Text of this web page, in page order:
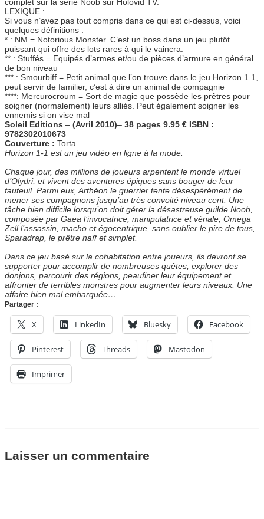
complet sur la série Noob sur Holovid TV.
LEXIQUE :
Si vous n’avez pas tout compris dans ce qui est ci-dessus, voici
quelques définitions :
* : NM = Notorious Monster. C’est un boss dans un jeu plutôt
puissant qui offre des lots rares à qui le vaincra.
** : Stuffés = Equipés d’armes et/ou de pièces d’armure en général
de bon niveau
*** : Smourbiff = Petit animal que l’on trouve dans le jeu Horizon 1.1,
peut servir de familier, c’est à dire un animal de compagnie
****: Mercurocroum = Sort de magie que possède les prêtres pour
soigner (normalement) leurs alliés. Peut également soigner les
ennemis si on vise mal
Soleil Editions – (Avril 2010)– 38 pages 9.95 € ISBN :
9782302010673
Couverture : Torta
Horizon 1-1 est un jeu vidéo en ligne à la mode.
Chaque jour, des millions de joueurs arpentent le monde virtuel
d’Olydri, et vivent des aventures épiques sans bouger de leur
fauteuil. Parmi eux, Arthéon le guerrier tente désespérément de
mener ses compagnons jusqu’au très convoité niveau cent. Une
tâche bien difficile lorsqu’on doit gérer la désastreuse guilde Noob,
composée par Gaea l’invocatrice, manipulatrice et vénale, Omega
Zell l’assassin, macho et égocentrique, sans oublier le pire de tous,
Sparadrap, le prêtre naïf et simplet.
Dans ce jeu basé sur la cohabitation entre joueurs, ils devront se
supporter pour accomplir de nombreuses quêtes, explorer des
donjons, parcourir des régions, peaufiner leur équipement et
affronter de terribles monstres pour augmenter leurs niveaux. Une
affaire bien mal embarquée…
Partager :
X LinkedIn Bluesky Facebook
Pinterest Threads Mastodon
Imprimer
Laisser un commentaire